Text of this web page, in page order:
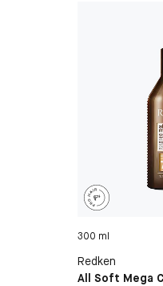
300 ml
Redken
All Soft Mega